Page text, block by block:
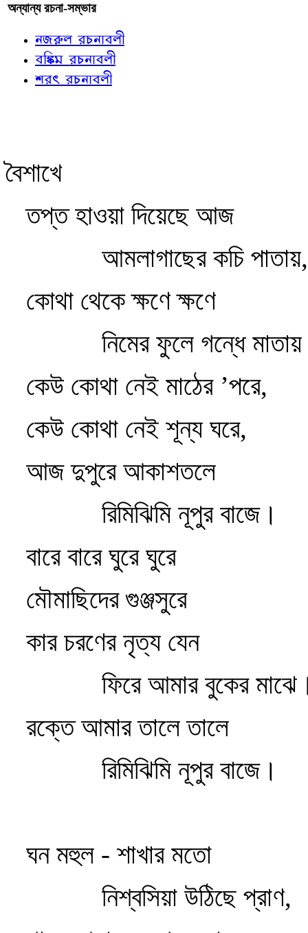
অন্যান্য রচনা-সম্ভার
নজরুল রচনাবলী
বঙ্কিম রচনাবলী
শরৎ রচনাবলী
বৈশাখে
তপ্ত হাওয়া দিয়েছে আজ
আমলাগাছের কচি পাতায়,
কোথা থেকে ক্ষণে ক্ষণে
নিমের ফুলে গন্ধে
কেউ কোথা নেই মাঠের ’পরে,
কেউ কোথা নেই শূন্য ঘরে,
আজ দুপুরে আকাশতলে
রিমিঝিমি নূপুর বাজে।
বারে বারে ঘুরে ঘুরে
মৌমাছিদের গুঞ্জসুরে
কার চরণের নৃত্য যেন
ফিরে আমার বুকের
রক্তে আমার তালে তালে
রিমিঝিমি নূপুর বাজে।
ঘন মহুল - শাখার মতো
নিশ্বসিয়া উঠিছে প্রাণ,